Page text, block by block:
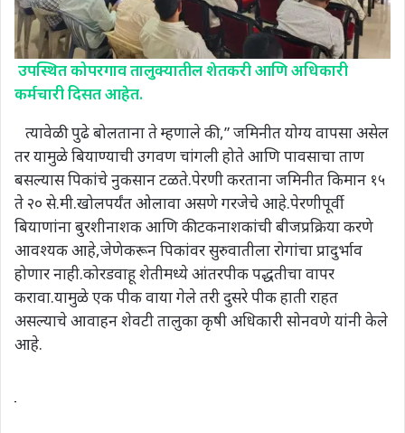
उपस्थित कोपरगाव तालुक्यातील शेतकरी आणि अधिकारी
कर्मचारी दिसत आहेत.
त्यावेळी पुढे बोलताना ते म्हणाले की,” जमिनीत योग्य वापसा असेल
तर यामुळे बियाण्याची उगवण चांगली होते आणि पावसाचा ताण
बसल्यास पिकांचे नुकसान टळते.पेरणी करताना जमिनीत किमान १५
ते २० से.मी.खोलपर्यंत ओलावा असणे गरजेचे आहे.पेरणीपूर्वी
बियाणांना बुरशीनाशक आणि कीटकनाशकांची बीजप्रक्रिया करणे
आवश्यक आहे,जेणेकरून पिकांवर सुरुवातीला रोगांचा प्रादुर्भाव
होणार नाही.कोरडवाहू शेतीमध्ये आंतरपीक पद्धतीचा वापर
करावा.यामुळे एक पीक वाया गेले तरी दुसरे पीक हाती राहत
असल्याचे आवाहन शेवटी तालुका कृषी अधिकारी सोनवणे यांनी केले
आहे.